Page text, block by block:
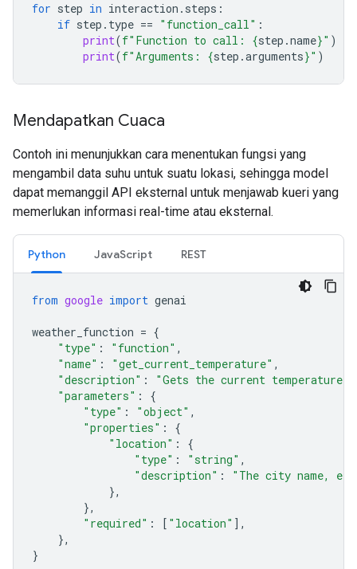
for step in interaction . steps :
if step . type == "function_call" :
print(f"Function to call: {step .name}" )
print(f"Arguments: {step .arguments}" )
Mendapatkan Cuaca
Contoh ini menunjukkan cara menentukan fungsi yang
mengambil data suhu untuk suatu lokasi, sehingga model
dapat memanggil API eksternal untuk menjawab kueri yang
memerlukan informasi real-time atau eksternal.
Python JavaScript REST
from google import genai
weather_function = {
"type" : "function" ,
"name" : "get_current_temperature" ,
"description" :
"Gets the current
"parameters" :
{
"type" : "object" ,
"properties" :
{
"location" :
{
"type" : "string" ,
"description" :
"The city name,
},
},
"required" : [ "location" ],
},
}